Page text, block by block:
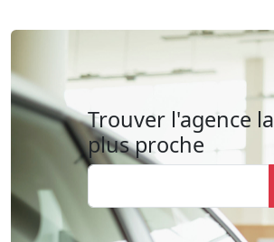
Trouver l'agence la
plus proche